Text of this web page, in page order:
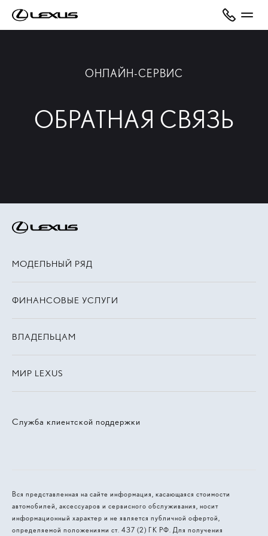
ОНЛАЙН-СЕРВИС
ОБРАТНАЯ СВЯЗЬ
Служба клиентской поддержки
МОДЕЛЬНЫЙ РЯД
ФИНАНСОВЫЕ УСЛУГИ
ВЛАДЕЛЬЦАМ
МИР LEXUS
Вся представленная на сайте информация, касающаяся стоимости
автомобилей, аксессуаров и сервисного обслуживания, носит
информационный характер и не является публичной офертой,
определяемой положениями ст. 437 (2) ГК РФ. Для получения